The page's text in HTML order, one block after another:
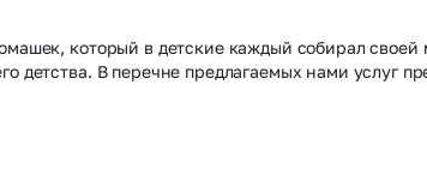
который в детские каждый собирал
детства. В перечне предлагаемых нами услуг